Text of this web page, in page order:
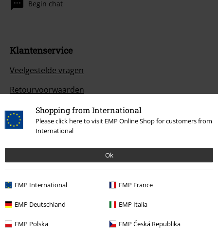
Shopping from International
Please click here to visit EMP Online Shop for customers from
International
Ok
EMP International EMP France
EMP Deutschland EMP Italia
EMP Polska EMP Česká Republika
Begin chat
Klantenservice
Veelgestelde vragen
Retourvoorwaarden
Retourneer item
Algemene maat info
Annuleer mijn BSC-lidmaatschap
Betaalmethodes